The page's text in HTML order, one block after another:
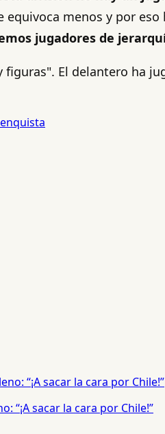
menos y por
jugadores de
figuras". El delantero ha
“¡A sacar la cara por Chile!”